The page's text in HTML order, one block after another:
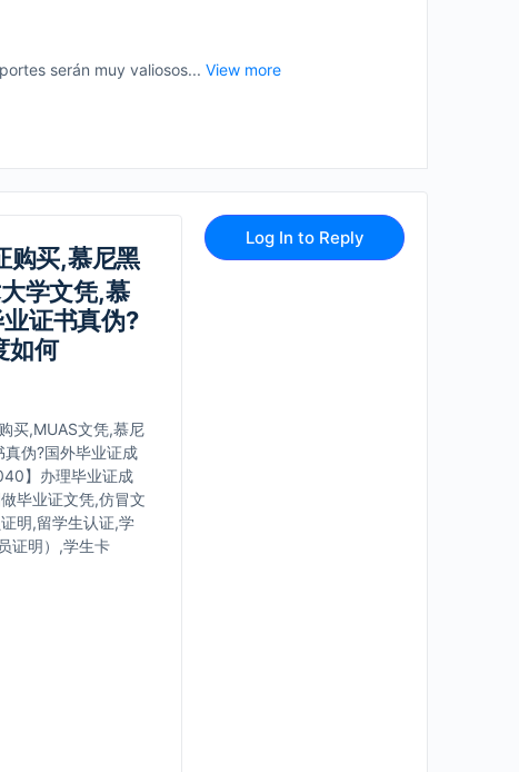
serán muy valiosos... View more
购买,慕尼黑
学文凭,慕
证书真伪?
如何
买,MUAS文凭,慕尼
伪?国外毕业证成
】办理毕业证成
毕业证文凭,仿冒文
明,留学生认证,学
证明）,学生卡
Log In to Reply